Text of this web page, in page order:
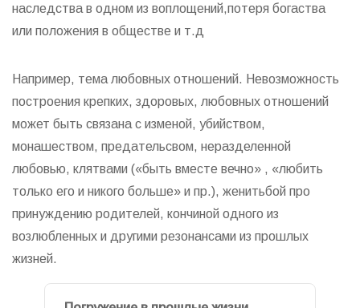
наследства в одном из воплощений,потеря богаства
или положения в обществе и т.д
Например, тема любовных отношений. Невозможность
построения крепких, здоровых, любовных отношений
может быть связана с изменой, убийством,
монашеством, предательсвом, неразделенной
любовью, клятвами («быть вместе вечно» , «любить
только его и никого больше» и пр.), женитьбой про
принуждению родителей, кончиной одного из
возлюбленных и другими резонансами из прошлых
жизней.